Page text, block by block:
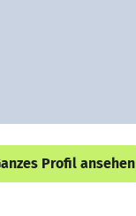
Profil ansehen